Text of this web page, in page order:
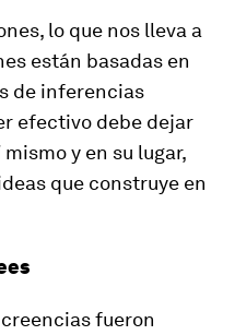
lo que nos lleva a
están basadas en
de inferencias
efectivo debe dejar
y en su lugar,
que construye en
fueron